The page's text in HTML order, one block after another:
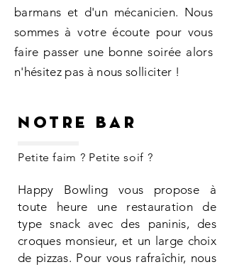
barmans et d'un mécanicien. Nous
sommes à votre écoute pour vous
faire passer une bonne soirée alors
n'hésitez pas à nous solliciter !
Notre bar
Petite faim ? Petite soif ?
Happy Bowling vous propose à
toute heure une restauration de
type snack avec des paninis, des
croques monsieur, et un large choix
de pizzas. Pour vous rafraîchir, nous